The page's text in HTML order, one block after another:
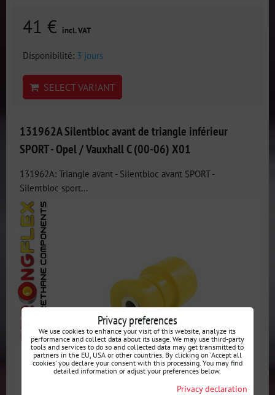
41 € incl. VAT
Disponibilité: 3 jours
SELECT VARIANT
131962A Silentbloc avant de triangle inférieur
SPORT - Opel / Vauxhall C (00-06) X01
131962A: Triangle avant - Silentbloc avant SPORT -
Silentbloc sport...
Privacy preferences
We use cookies to enhance your visit of this website, analyze its
performance and collect data about its usage. We may use third-party
tools and services to do so and collected data may get transmitted to
partners in the EU, USA or other countries. By clicking on 'Accept all
cookies' you declare your consent with this processing. You may find
detailed information or adjust your preferences below.
Privacy declaration